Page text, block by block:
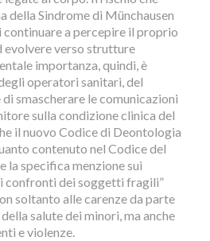
della Sindrome di Münchausen
continuare a percepire il proprio
evolvere verso strutture
importanza, quindi, è
operatori sanitari, del
smascherare le comunicazioni
sulla condizione clinica del
il nuovo Codice di Deontologia
contenuto nel Codice del
la specifica menzione sui
confronti dei soggetti fragili”
soltanto alle carenze da parte
salute dei minori, ma anche
e violenze.